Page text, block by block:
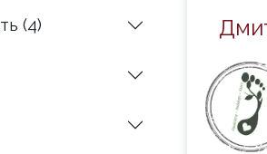
(4)